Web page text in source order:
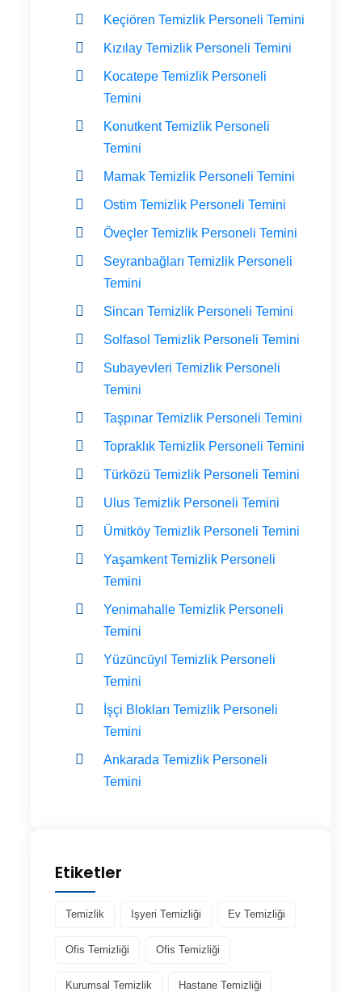
Keçiören Temizlik Personeli Temini
Kızılay Temizlik Personeli Temini
Kocatepe Temizlik Personeli
Temini
Konutkent Temizlik Personeli
Temini
Mamak Temizlik Personeli Temini
Ostim Temizlik Personeli Temini
Öveçler Temizlik Personeli Temini
Seyranbağları Temizlik Personeli
Temini
Sincan Temizlik Personeli Temini
Solfasol Temizlik Personeli Temini
Subayevleri Temizlik Personeli
Temini
Taşpınar Temizlik Personeli Temini
Topraklık Temizlik Personeli Temini
Türközü Temizlik Personeli Temini
Ulus Temizlik Personeli Temini
Ümitköy Temizlik Personeli Temini
Yaşamkent Temizlik Personeli
Temini
Yenimahalle Temizlik Personeli
Temini
Yüzüncüyıl Temizlik Personeli
Temini
İşçi Blokları Temizlik Personeli
Temini
Ankarada Temizlik Personeli
Temini
Etiketler
Temizlik Işyeri Temizliği Ev Temizliği
Ofis Temizliği Ofis Temizliği
Kurumsal Temizlik Hastane Temizliği